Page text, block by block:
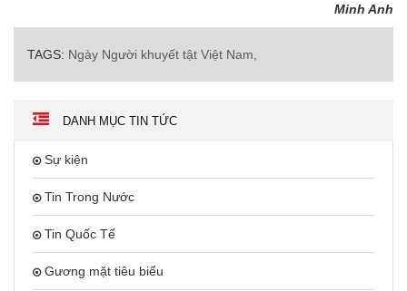
Minh Anh
TAGS: Ngày Người khuyết tật Việt Nam,
DANH MỤC TIN TỨC
Sự kiện
Tin Trong Nước
Tin Quốc Tế
Gương mặt tiêu biểu